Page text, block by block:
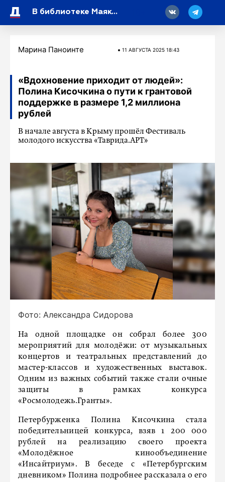
В библиотеке Маяковского открылся бесплатный коворкинг
Марина Паноинте 11 АВГУСТА 2025 18:43
«Вдохновение приходит от людей»:
Полина Кисочкина о пути к грантовой
поддержке в размере 1,2 миллиона
рублей
В начале августа в Крыму прошёл Фестиваль
молодого искусства «Таврида.АРТ»
Фото: Александра Сидорова
На одной площадке он собрал более 300
мероприятий для молодёжи: от музыкальных
концертов и театральных представлений до
мастер-классов и художественных выставок.
Одним из важных событий также стали очные
защиты в рамках конкурса
«Росмолодежь.Гранты».
Петербурженка Полина Кисочкина стала
победительницей конкурса, взяв 1 200 000
рублей на реализацию своего проекта
«Молодёжное кинообъединение
«Инсайтриум». В беседе с «Петербургским
дневником» Полина подробнее рассказала о его